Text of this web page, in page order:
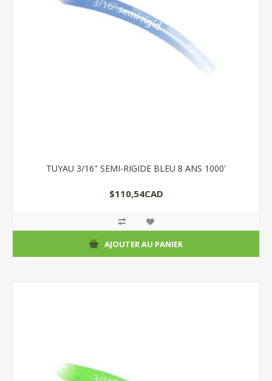
TUYAU 3/16" SEMI-RIGIDE BLEU 8 ANS 1000'
$110,54CAD
AJOUTER AU PANIER